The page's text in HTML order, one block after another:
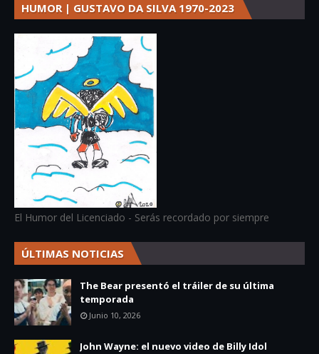
HUMOR | GUSTAVO DA SILVA 1970-2023
El Humor del Licenciado - Serás recordado por siempre
ÚLTIMAS NOTICIAS
The Bear presentó el tráiler de su última
temporada
Junio 10, 2026
John Wayne: el nuevo video de Billy Idol